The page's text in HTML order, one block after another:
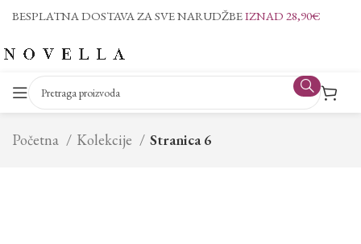
BESPLATNA DOSTAVA ZA SVE NARUDŽBEIZNAD 28,90€
Početna Kolekcije Stranica 6